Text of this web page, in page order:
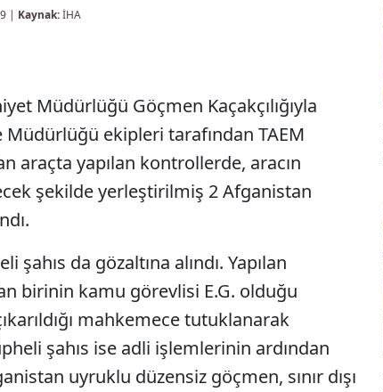
| Kaynak:İHA
Müdürlüğü Göçmen Kaçakçılığıyla
Müdürlüğü ekipleri tarafından TAEM
araçta yapılan kontrollerde, aracın
şekilde yerleştirilmiş 2 Afganistan
da gözaltına alındı. Yapılan
birinin kamu görevlisi E.G. olduğu
mahkemece tutuklanarak
şahıs ise adli işlemlerinin ardından
uyruklu düzensiz göçmen, sınır dışı